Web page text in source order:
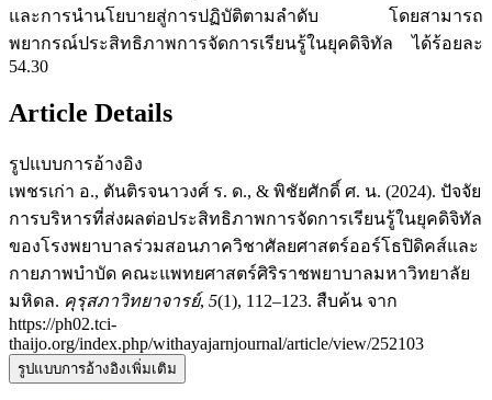
และการนำนโยบายสู่การปฏิบัติตามลำดับ โดยสามารถ
พยากรณ์ประสิทธิภาพการจัดการเรียนรู้ในยุคดิจิทัล ได้ร้อยละ
54.30
Article Details
รูปแบบการอ้างอิง
เพชรเก่า อ., ตันติรจนาวงศ์ ร. ด., & พิชัยศักดิ์ ศ. น. (2024). ปัจจัย
การบริหารที่ส่งผลต่อประสิทธิภาพการจัดการเรียนรู้ในยุคดิจิทัล
ของโรงพยาบาลร่วมสอนภาควิชาศัลยศาสตร์ออร์โธปิดิคส์และ
กายภาพบำบัด คณะแพทยศาสตร์ศิริราชพยาบาลมหาวิทยาลัย
มหิดล. คุรุสภาวิทยาจารย์, 5(1), 112–123. สืบค้น จาก
https://ph02.tci-
thaijo.org/index.php/withayajarnjournal/article/view/252103
รูปแบบการอ้างอิงเพิ่มเติม